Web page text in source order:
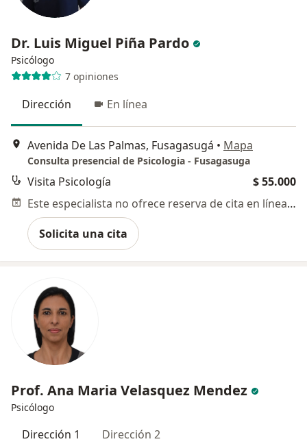
Dr. Luis Miguel Piña Pardo
Psicólogo
7 opiniones
Dirección En línea
Avenida De Las Palmas, Fusagasugá • Mapa
Consulta presencial de Psicologia - Fusagasuga
Visita Psicología
$ 55.000
Este especialista no ofrece reserva de cita en línea en esta dirección.
Solicita una cita
Prof. Ana Maria Velasquez Mendez
Psicólogo
Dirección 1 Dirección 2